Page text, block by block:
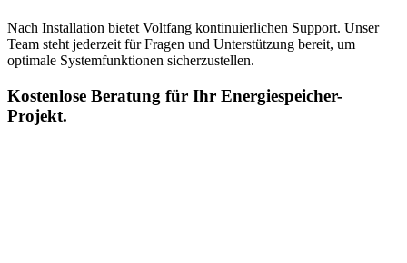
Nach Installation bietet Voltfang kontinuierlichen Support. Unser
Team steht jederzeit für Fragen und Unterstützung bereit, um
optimale Systemfunktionen sicherzustellen.
Kostenlose Beratung für Ihr Energiespeicher-
Projekt.